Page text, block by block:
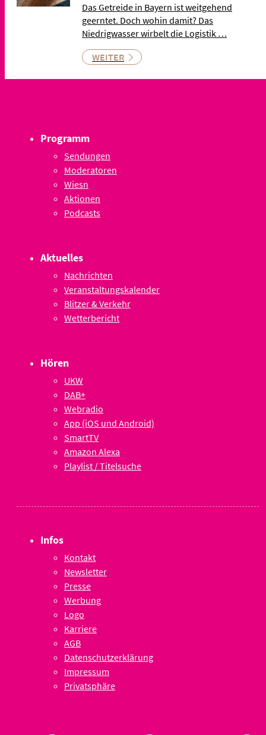
Das Getreide in Bayern ist weitgehend
geerntet. Doch wohin damit? Das
Niedrigwasser wirbelt die Logistik …
WEITER
Programm
Sendungen
Moderatoren
Wiesn
Aktionen
Podcasts
Aktuelles
Nachrichten
Veranstaltungskalender
Blitzer & Verkehr
Wetterbericht
Hören
UKW
DAB+
Webradio
App (iOS und Android)
SmartTV
Amazon Alexa
Playlist / Titelsuche
Infos
Kontakt
Newsletter
Presse
Werbung
Logo
Karriere
AGB
Datenschutzerklärung
Impressum
Privatsphäre